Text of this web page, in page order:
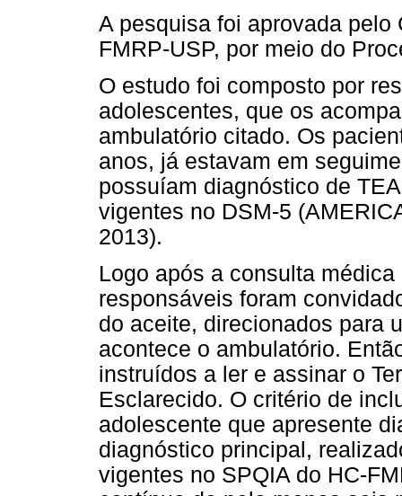
A pesquisa foi aprovada
FMRP-USP, por meio do
O estudo foi composto por
adolescentes, que os
ambulatório citado. Os
anos, já estavam em
possuíam diagnóstico de
vigentes no DSM-5
2013).
Logo após a consulta
responsáveis foram
do aceite, direcionados para
acontece o ambulatório.
instruídos a ler e assinar o
Esclarecido. O critério de
adolescente que apresente
diagnóstico principal,
vigentes no SPQIA do HC-